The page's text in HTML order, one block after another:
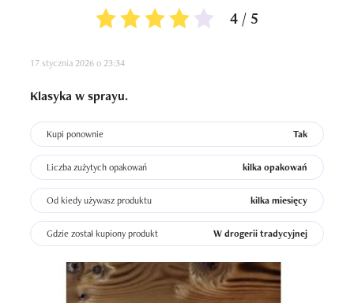
zapobiegające podrażnieniom skóry. Produkt testuje od
miesięcy podczas różnych aktywności i muszę przyznać
górach, stresujące spotkania w pracy lub chociażby
Odkąd stosuje ten dezodorant to nigdy nie poczułam się
niekomfortowo podczas jakiejkolwiek aktywności.
Świetnie radzi sobie z potem niwelując jego przykry
zapach oraz absorbując wilgoć. Jego cena jest przystępna
a dostępność
4 / 5
17 stycznia 2026 o 23:34
Klasyka w sprayu.
Kupi ponownie Tak
Liczba zużytych opakowań kilka opakowań
Od kiedy używasz produktu kilka miesięcy
Gdzie został kupiony produkt W drogerii tradycyjnej